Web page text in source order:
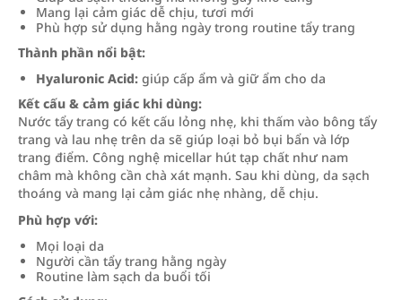
Mang lại cảm giác dễ chịu, tươi mới
Phù hợp sử dụng hằng ngày trong routine tẩy trang
Thành phần nổi bật:
Hyaluronic Acid: giúp cấp ẩm và giữ ẩm cho da
Kết cấu & cảm giác khi dùng:
Nước tẩy trang có kết cấu lỏng nhẹ, khi thấm vào bông tẩy
trang và lau nhẹ trên da sẽ giúp loại bỏ bụi bẩn và lớp
trang điểm. Công nghệ micellar hút tạp chất như nam
châm mà không cần chà xát mạnh. Sau khi dùng, da sạch
thoáng và mang lại cảm giác nhẹ nhàng, dễ chịu.
Phù hợp với:
Mọi loại da
Người cần tẩy trang hằng ngày
Routine làm sạch da buổi tối